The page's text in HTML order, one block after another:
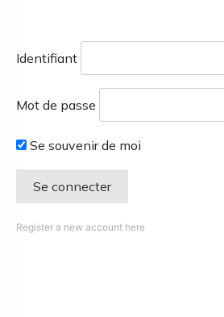
Identifiant
Mot de passe
Se souvenir de moi
Register a new account here